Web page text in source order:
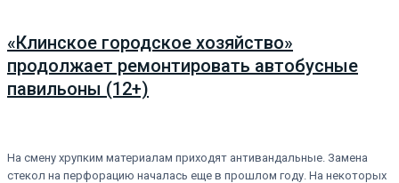
«Клинское городское хозяйство»
продолжает ремонтировать автобусные
павильоны (12+)
На смену хрупким материалам приходят антивандальные. Замена
стекол на перфорацию началась еще в прошлом году. На некоторых